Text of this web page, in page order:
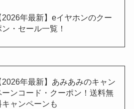
2026年最新】eイヤホンのクー
ン・セール一覧！
2026年最新】あみあみのキャン
ーンコード・クーポン！送料無
キャンペーンも